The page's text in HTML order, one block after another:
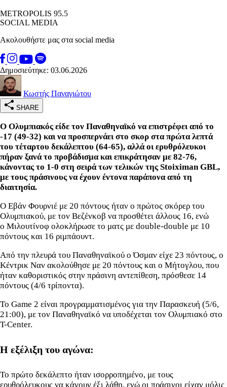
METROPOLIS 95.5
SOCIAL MEDIA
Ακολουθήστε μας στα social media
Δημοσιεύτηκε: 03.06.2026
Κωστής Παναγιώτου
SHARE
Ο Ολυμπιακός είδε τον Παναθηναϊκό να επιστρέφει από το
-17 (49-32) και να προσπερνάει στο σκορ στα πρώτα λεπτά
του τέταρτου δεκάλεπτου (64-65), αλλά οι ερυθρόλευκοι
πήραν ξανά το προβάδισμα και επικράτησαν με 82-76,
κάνοντας το 1-0 στη σειρά των τελικών της Stoiximan GBL,
με τους πράσινους να έχουν έντονα παράπονα από τη
διαιτησία.
Ο Εβάν Φουρνιέ με 20 πόντους ήταν ο πρώτος σκόρερ του
Ολυμπιακού, με τον Βεζένκοβ να προσθέτει άλλους 16, ενώ
ο Μιλουτίνοφ ολοκλήρωσε το ματς με double-double με 10
πόντους και 16 ριμπάουντ.
Από την πλευρά του Παναθηναϊκού ο Όσμαν είχε 23 πόντους, ο
Κέντρικ Ναν ακολούθησε με 20 πόντους και ο Μήτογλου, που
ήταν καθοριστικός στην πράσινη αντεπίθεση, πρόσθεσε 14
πόντους (4/6 τρίποντα).
Το Game 2 είναι προγραμματισμένος για την Παρασκευή (5/6,
21:00), με τον Παναθηναϊκό να υποδέχεται τον Ολυμπιακό στο
T-Center.
Η εξέλιξη του αγώνα:
Το πρώτο δεκάλεπτο ήταν ισορροπημένο, με τους
ερυθρόλευκους να κάνουν έξι λάθη, ενώ οι πράσινοι είχαν μόλις